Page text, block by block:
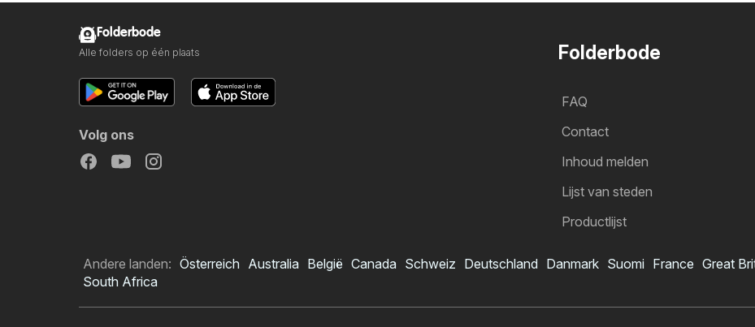
Folderbode
FAQ
Contact
Inhoud melden
Lijst van steden
Productlijst
Folderbode
Alle folders op één plaats
Volg ons
Andere landen: Österreich Australia België Canada Schweiz Deutschland Danmark Suomi France Great
South Africa